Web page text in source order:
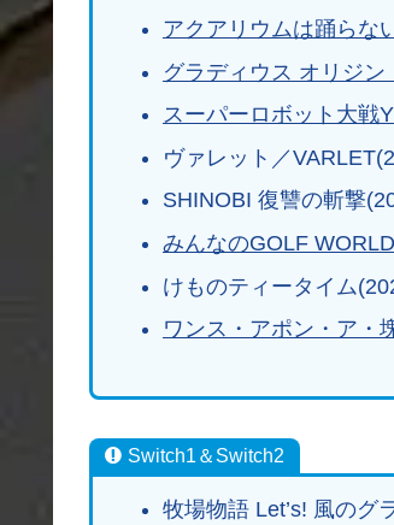
アクアリウムは踊らな
グラディウス オリジン
スーパーロボット大戦Y
ヴァレット／
SHINOBI 復讐の斬撃
みんなのGOLF WORLD
けものティータイム
ワンス・アポン・ア・
Switch1＆Switch2
牧場物語 Let’s! 風のグ